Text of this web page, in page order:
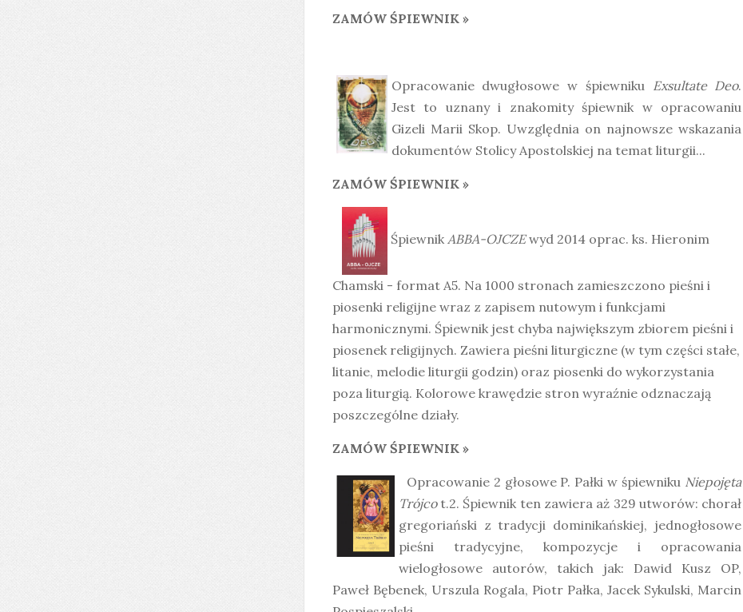
ZAMÓW ŚPIEWNIK »
Opracowanie dwugłosowe w śpiewniku Exsultate Deo.
Jest to uznany i znakomity śpiewnik w opracowaniu
Gizeli Marii Skop. Uwzględnia on najnowsze wskazania
dokumentów Stolicy Apostolskiej na temat liturgii...
ZAMÓW ŚPIEWNIK »
Śpiewnik ABBA-OJCZEwyd 2014 oprac. ks. Hieronim
Chamski - format A5. Na 1000 stronach zamieszczono pieśni i
piosenki religijne wraz z zapisem nutowym i funkcjami
harmonicznymi. Śpiewnik jest chyba największym zbiorem pieśni i
piosenek religijnych. Zawiera pieśni liturgiczne (w tym części stałe,
litanie, melodie liturgii godzin) oraz piosenki do wykorzystania
poza liturgią. Kolorowe krawędzie stron wyraźnie odznaczają
poszczególne działy.
ZAMÓW ŚPIEWNIK »
Opracowanie 2 głosowe P. Pałki w śpiewniku Niepojęta
Trójcot.2. Śpiewnik ten zawiera aż 329 utworów: chorał
gregoriański z tradycji dominikańskiej, jednogłosowe
pieśni tradycyjne, kompozycje i opracowania
wielogłosowe autorów, takich jak: Dawid Kusz OP,
Paweł Bębenek, Urszula Rogala, Piotr Pałka, Jacek Sykulski, Marcin